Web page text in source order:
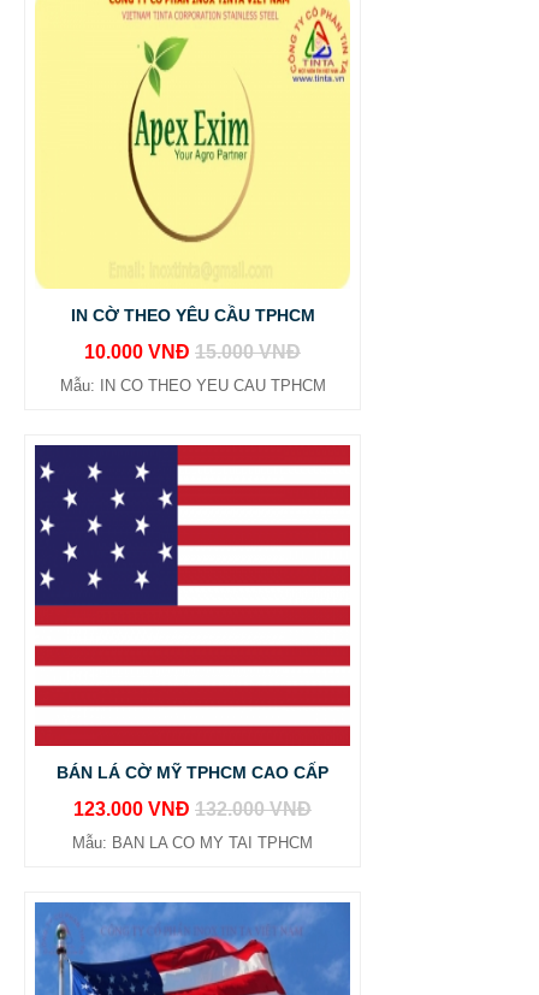
IN CỜ THEO YÊU CẦU TPHCM
10.000 VNĐ 15.000 VNĐ
Mẫu: IN CO THEO YEU CAU TPHCM
BÁN LÁ CỜ MỸ TPHCM CAO CẤP
123.000 VNĐ 132.000 VNĐ
Mẫu: BAN LA CO MY TAI TPHCM